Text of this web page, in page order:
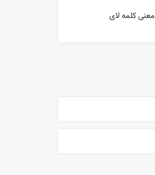
معنی کلمه لای